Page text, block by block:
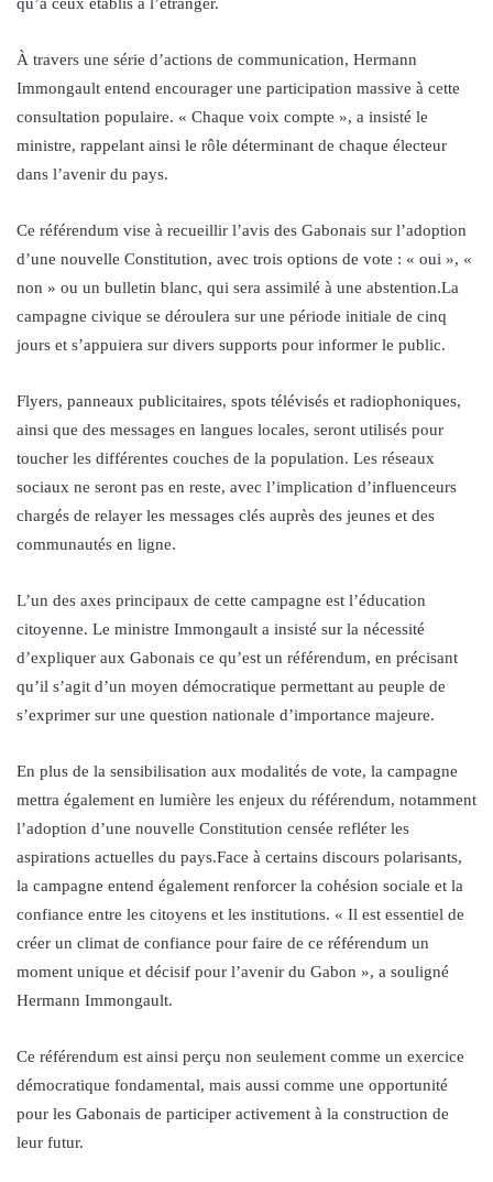
À travers une série d’actions de communication, Hermann
Immongault entend encourager une participation massive à cette
consultation populaire. « Chaque voix compte », a insisté le
ministre, rappelant ainsi le rôle déterminant de chaque électeur
dans l’avenir du pays.
Ce référendum vise à recueillir l’avis des Gabonais sur l’adoption
d’une nouvelle Constitution, avec trois options de vote : « oui », «
non » ou un bulletin blanc, qui sera assimilé à une abstention.La
campagne civique se déroulera sur une période initiale de cinq
jours et s’appuiera sur divers supports pour informer le public.
Flyers, panneaux publicitaires, spots télévisés et radiophoniques,
ainsi que des messages en langues locales, seront utilisés pour
toucher les différentes couches de la population. Les réseaux
sociaux ne seront pas en reste, avec l’implication d’influenceurs
chargés de relayer les messages clés auprès des jeunes et des
communautés en ligne.
L’un des axes principaux de cette campagne est l’éducation
citoyenne. Le ministre Immongault a insisté sur la nécessité
d’expliquer aux Gabonais ce qu’est un référendum, en précisant
qu’il s’agit d’un moyen démocratique permettant au peuple de
s’exprimer sur une question nationale d’importance majeure.
En plus de la sensibilisation aux modalités de vote, la campagne
mettra également en lumière les enjeux du référendum, notamment
l’adoption d’une nouvelle Constitution censée refléter les
aspirations actuelles du pays.Face à certains discours polarisants,
la campagne entend également renforcer la cohésion sociale et la
confiance entre les citoyens et les institutions. « Il est essentiel de
créer un climat de confiance pour faire de ce référendum un
moment unique et décisif pour l’avenir du Gabon », a souligné
Hermann Immongault.
Ce référendum est ainsi perçu non seulement comme un exercice
démocratique fondamental, mais aussi comme une opportunité
pour les Gabonais de participer activement à la construction de
leur futur.